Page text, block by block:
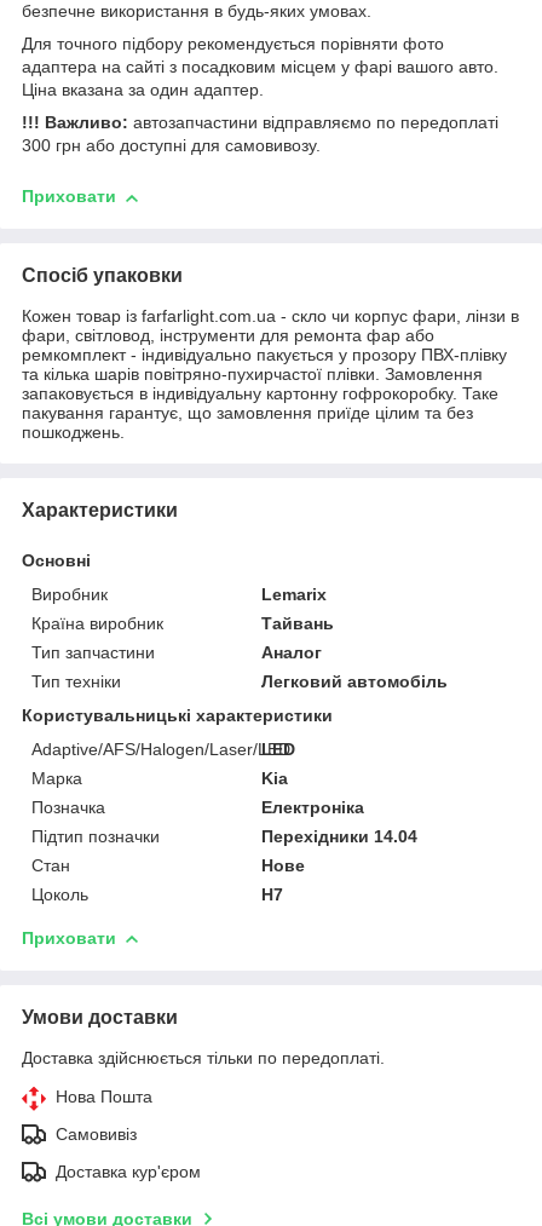
безпечне використання в будь-яких умовах.
Для точного підбору рекомендується порівняти фото
адаптера на сайті з посадковим місцем у фарі вашого авто.
Ціна вказана за один адаптер.
!!! Важливо: автозапчастини відправляємо по передоплаті
300 грн або доступні для самовивозу.
Приховати
Спосіб упаковки
Кожен товар із farfarlight.com.ua - скло чи корпус фари, лінзи в
фари, світловод, інструменти для ремонта фар або
ремкомплект - індивідуально пакується у прозору ПВХ-плівку
та кілька шарів повітряно-пухирчастої плівки. Замовлення
запаковується в індивідуальну картонну гофрокоробку. Таке
пакування гарантує, що замовлення приїде цілим та без
пошкоджень.
Характеристики
Основні
Виробник
Lemarix
Країна виробник
Тайвань
Тип запчастини
Аналог
Тип техніки
Легковий автомобіль
Користувальницькі характеристики
Adaptive/AFS/Halogen/Laser/LED
LED
Марка
Kia
Позначка
Електроніка
Підтип позначки
Перехідники 14.04
Стан
Нове
Цоколь
H7
Приховати
Умови доставки
Доставка здійснюється тільки по передоплаті.
Нова Пошта
Самовивіз
Доставка кур'єром
Всі умови доставки